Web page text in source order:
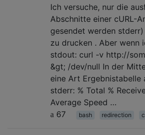
Ich versuche, nur die
Abschnitte einer cURL-
gesendet werden
zu drucken . Aber wenn
stdout: curl -v http://
&gt; /dev/null In der
eine Art Ergebnistabelle
stderr: % Total %
Average Speed …
67
bash redirection